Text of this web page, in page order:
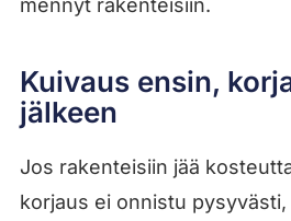
mennyt rakenteisiin.
Kuivaus ensin,
jälkeen
Jos rakenteisiin jää
korjaus ei onnistu